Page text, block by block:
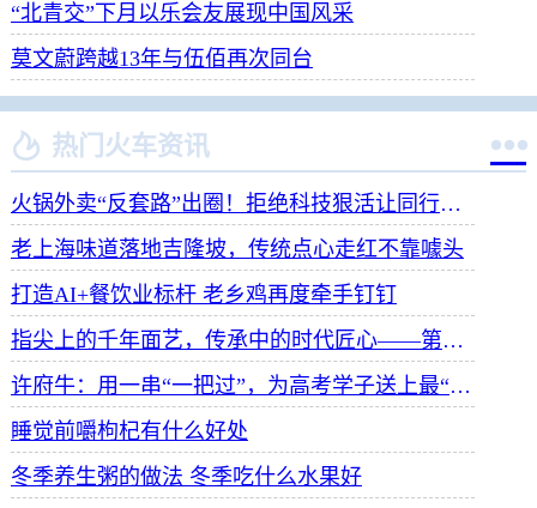
“北青交”下月以乐会友展现中国风采
莫文蔚跨越13年与伍佰再次同台
 热门火车资讯 
火锅外卖“反套路”出圈！拒绝科技狠活让同行颤抖
老上海味道落地吉隆坡，传统点心走红不靠噱头
打造AI+餐饮业标杆 老乡鸡再度牵手钉钉
指尖上的千年面艺，传承中的时代匠心——第八届“安琪酵母杯”中华发酵面食大赛武汉赛区开赛
许府牛：用一串“一把过”，为高考学子送上最“牛”祝福
睡觉前嚼枸杞有什么好处
冬季养生粥的做法 冬季吃什么水果好